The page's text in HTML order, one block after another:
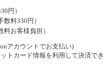
円）
数料330円）
お客様負担）
アカウントでお支払い)
トカード情報を利用して決済でき